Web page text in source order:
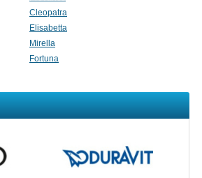
Cleopatra
Elisabetta
Mirella
Fortuna